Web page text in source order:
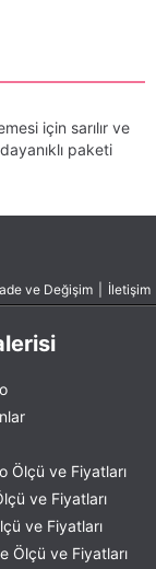
için sarılır ve
paketi
ve Değişim İletişim
Ölçü ve Fiyatları
ve Fiyatları
ve Fiyatları
Ölçü ve Fiyatları